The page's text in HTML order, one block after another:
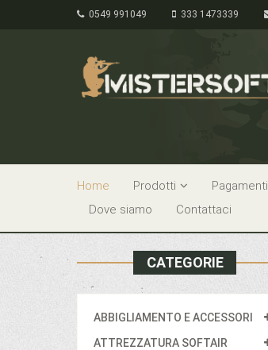
0549 991049 333 1473339
Home Prodotti Pagamenti
Dove siamo
Contattaci
CATEGORIE
ABBIGLIAMENTO E ACCESSORI
ATTREZZATURA SOFTAIR